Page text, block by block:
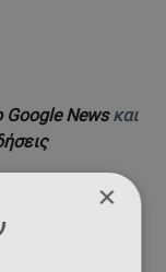
Google Newsκαι
×